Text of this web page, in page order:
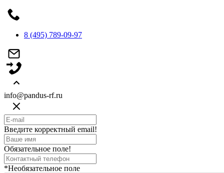
8 (495) 789-09-97
info@pandus-rf.ru
Введите корректный email!
Обязательное поле!
*Необязательное поле